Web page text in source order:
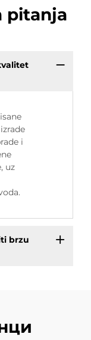
pitanja
i
uz
brzu